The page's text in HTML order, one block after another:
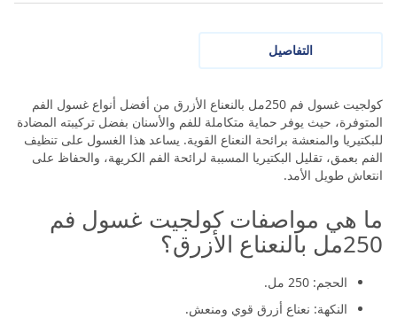
التفاصيل
كولجيت غسول فم 250مل بالنعناع الأزرق من أفضل أنواع غسول الفم
المتوفرة، حيث يوفر حماية متكاملة للفم والأسنان بفضل تركيبته المضادة
للبكتيريا والمنعشة برائحة النعناع القوية. يساعد هذا الغسول على تنظيف
الفم بعمق، تقليل البكتيريا المسببة لرائحة الفم الكريهة، والحفاظ على
انتعاش طويل الأمد.
ما هي مواصفات كولجيت غسول فم
250مل بالنعناع الأزرق؟
الحجم: 250 مل.
النكهة: نعناع أزرق قوي ومنعش.